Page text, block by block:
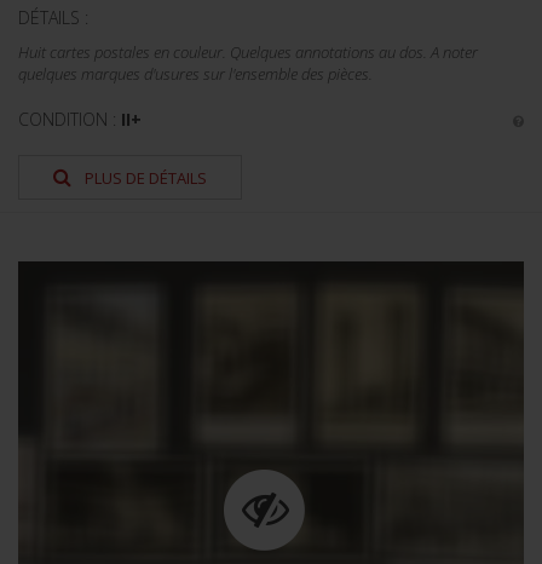
DÉTAILS :
Huit cartes postales en couleur. Quelques annotations au dos. A noter
quelques marques d'usures sur l'ensemble des pièces.
CONDITION : II+
PLUS DE DÉTAILS